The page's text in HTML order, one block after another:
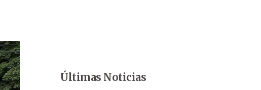
Últimas Noticias